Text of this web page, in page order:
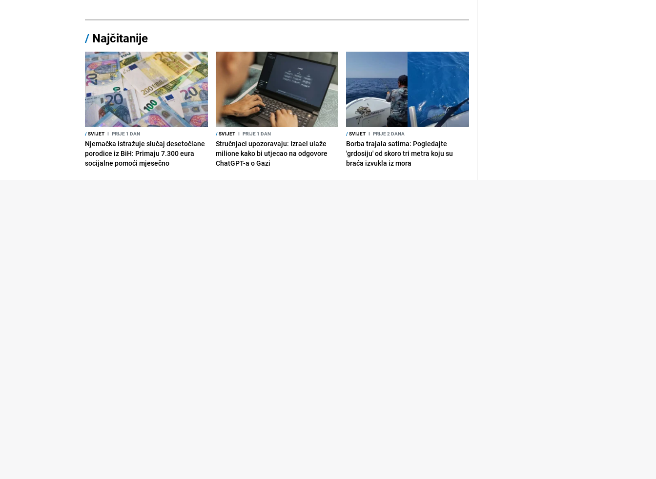
/ Najčitanije
/SVIJET I PRIJE 1 DAN
Njemačka istražuje slučaj desetočlane
porodice iz BiH: Primaju 7.300 eura
socijalne pomoći mjesečno
/SVIJET I PRIJE 1 DAN
Stručnjaci upozoravaju: Izrael ulaže
milione kako bi utjecao na odgovore
ChatGPT-a o Gazi
/SVIJET I PRIJE 2 DANA
Borba trajala satima: Pogledajte
'grdosiju' od skoro tri metra koju su
braća izvukla iz mora